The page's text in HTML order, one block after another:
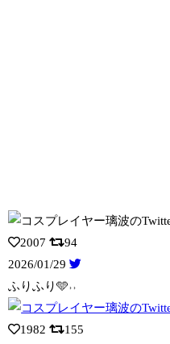
2007
94
2026/01/29
ふりふり🩵˒˒
1982
155